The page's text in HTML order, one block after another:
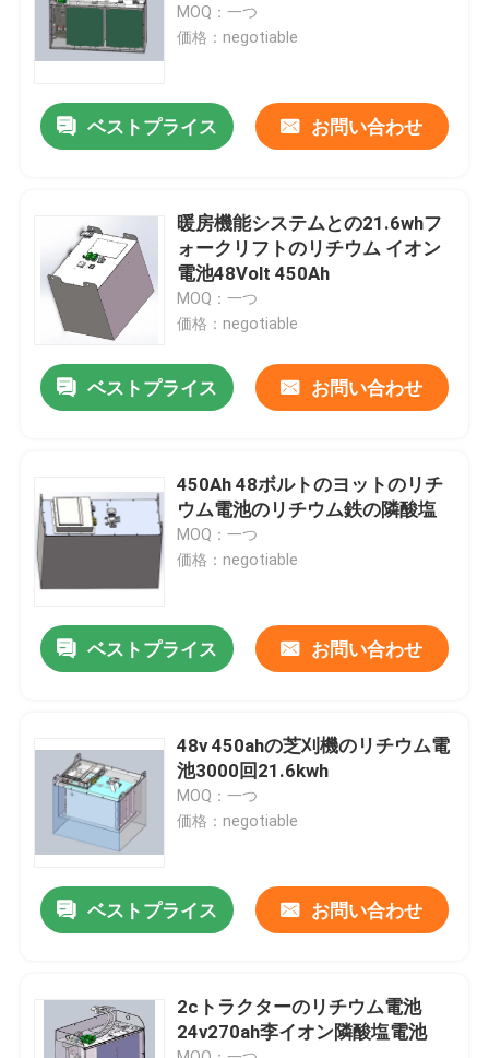
プロダクト
私達について
工場旅行
私達に連絡しなさい
引用を要求しなさい
フォークリフトのリチウム電池
エネルギー蓄積のリチウム電池
MOQ：一つ
価格：negotiable
ベストプライス お問い合わせ
暖房機能システムとの21.6whフ
ォークリフトのリチウム イオン
電池48Volt 450Ah
MOQ：一つ
価格：negotiable
ベストプライス お問い合わせ
450Ah 48ボルトのヨットのリチ
ウム電池のリチウム鉄の隣酸塩
MOQ：一つ
価格：negotiable
ベストプライス お問い合わせ
48v 450ahの芝刈機のリチウム電
池3000回21.6kwh
MOQ：一つ
価格：negotiable
ベストプライス お問い合わせ
2cトラクターのリチウム電池
24v270ah李イオン隣酸塩電池